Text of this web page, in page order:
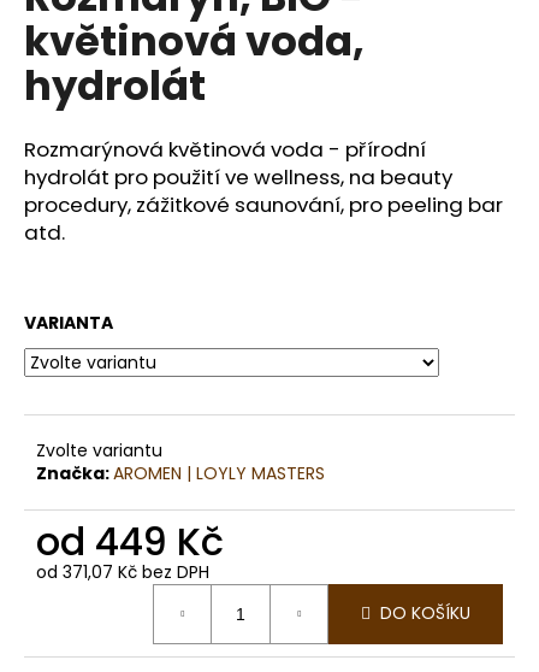
0,0
5
hvězdiček.
květinová voda,
hydrolát
Rozmarýnová květinová voda - přírodní
hydrolát pro použití ve wellness, na beauty
procedury, zážitkové saunování, pro peeling bar
atd.
VARIANTA
Zvolte variantu
Značka:AROMEN | LOYLY MASTERS
od 449 Kč
od 371,07 Kč bez DPH
DO KOŠÍKU
a
j
í
?
D
o
p
o
u
č
u
m